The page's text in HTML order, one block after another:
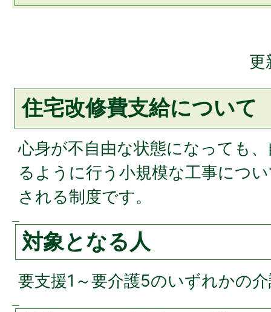
更
住宅改修費支給について
心身が不自由な状態になっても
るように行う小規模な工事につ
される制度です。
対象となる人
要支援1～要介護5のいずれかの